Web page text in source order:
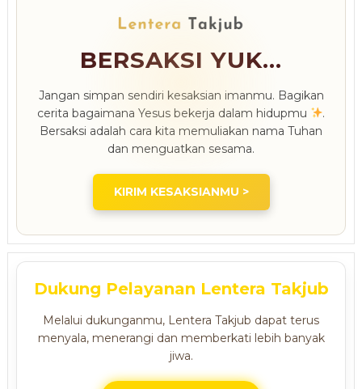
BERSAKSI YUK...
Jangan simpan sendiri kesaksian imanmu. Bagikan
cerita bagaimana Yesus bekerja dalam hidupmu
.
Bersaksi adalah cara kita memuliakan nama Tuhan
dan menguatkan sesama.
KIRIM KESAKSIANMU >
Dukung Pelayanan Lentera Takjub
Melalui dukunganmu, Lentera Takjub dapat terus
menyala, menerangi dan memberkati lebih banyak
jiwa.